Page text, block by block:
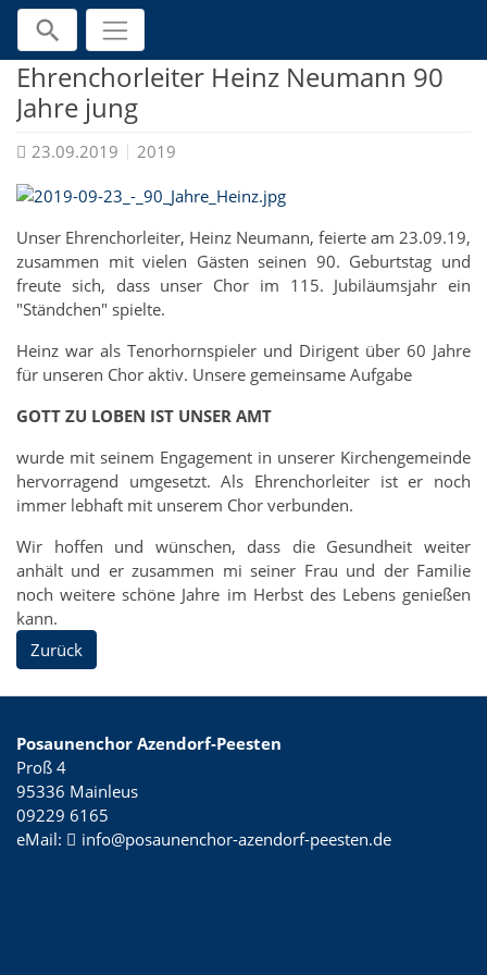
Direkt zur Hauptnavigation springen
Direkt zum Inhalt springen
Jump to sub navigation
HomeAktuelles 2019
Ehrenchorleiter Heinz Neumann 90
Jahre jung
23.09.2019 2019
Unser Ehrenchorleiter, Heinz Neumann, feierte am 23.09.19,
zusammen mit vielen Gästen seinen 90. Geburtstag und
freute sich, dass unser Chor im 115. Jubiläumsjahr ein
"Ständchen" spielte.
Heinz war als Tenorhornspieler und Dirigent über 60 Jahre
für unseren Chor aktiv. Unsere gemeinsame Aufgabe
GOTT ZU LOBEN IST UNSER AMT
wurde mit seinem Engagement in unserer Kirchengemeinde
hervorragend umgesetzt. Als Ehrenchorleiter ist er noch
immer lebhaft mit unserem Chor verbunden.
Wir hoffen und wünschen, dass die Gesundheit weiter
anhält und er zusammen mi seiner Frau und der Familie
noch weitere schöne Jahre im Herbst des Lebens genießen
kann.
Zurück
Posaunenchor Azendorf-Peesten
Proß 4
95336 Mainleus
09229 6165
eMail:
info@posaunenchor-azendorf-peesten.de